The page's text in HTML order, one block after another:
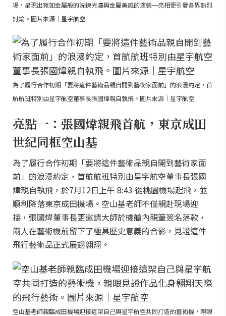
場，呈現出宛如金屬般的洗鍊光澤與金屬美感的塗裝一亮相便引發各界熱烈
討論。圖片來源｜星宇航空
為了履行合作初期「要將這件藝術品親自開到藝術家面前」的浪漫約定，首
航航班特別由星宇航空董事長張國煒親自執飛。圖片來源｜星宇航空
亮點一：張國煒親飛首航，東京成田
世紀同框空山基
為了履行合作初期「要將這件藝術品親自開到藝術家面
前」的浪漫約定，首航航班特別由星宇航空董事長張國
煒親自執飛，於7月12日上午 8:43 從桃園機場起飛，並
順利降落東京成田機場。空山基老師不僅親赴現場迎
接，張國煒董事長更邀請大師於機艙內親筆簽名落款，
兩人在藝術機前留下了極具歷史意義的合影，見證這件
飛行藝術品正式展翅翱翔。
空山基老師親臨成田機場迎接這架自己與星宇航空共同打造的藝術機，親眼